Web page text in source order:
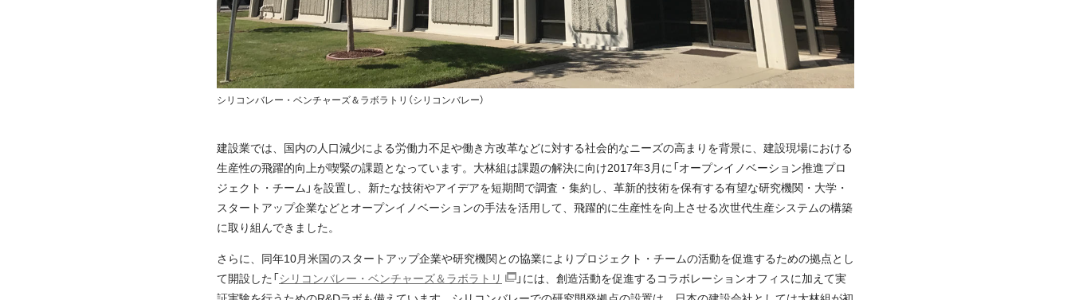
シリコンバレー・ベンチャーズ＆ラボラトリ（シリコンバレー）
建設業では、国内の人口減少による労働力不足や働き方改革などに対する社会的なニーズの高まりを背景に、建設現場における
生産性の飛躍的向上が喫緊の課題となっています。大林組は課題の解決に向け2017年3月に「オープンイノベーション推進プロ
ジェクト・チーム」を設置し、新たな技術やアイデアを短期間で調査・集約し、革新的技術を保有する有望な研究機関・大学・
スタートアップ企業などとオープンイノベーションの手法を活用して、飛躍的に生産性を向上させる次世代生産システムの構築
に取り組んできました。
さらに、同年10月米国のスタートアップ企業や研究機関との協業によりプロジェクト・チームの活動を促進するための拠点とし
て開設した「シリコンバレー・ベンチャーズ＆ラボラトリ
」には、創造活動を促進するコラボレーションオフィスに加えて実